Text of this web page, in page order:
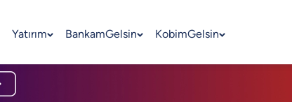
Yatırım BankamGelsin KobimGelsin